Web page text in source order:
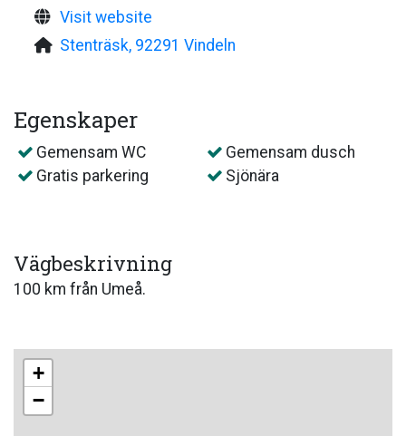
Visit website
Stenträsk, 92291 Vindeln
Egenskaper
Gemensam WC
Gemensam dusch
Gratis parkering
Sjönära
Vägbeskrivning
100 km från Umeå.
+
−